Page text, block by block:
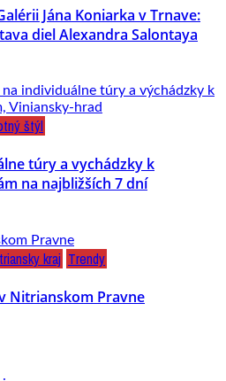
Jána Koniarka v Trnave:
diel Alexandra Salontaya
štýl
túry a vychádzky k
na najbližších 7 dní
kraj Trendy
Nitrianskom Pravne